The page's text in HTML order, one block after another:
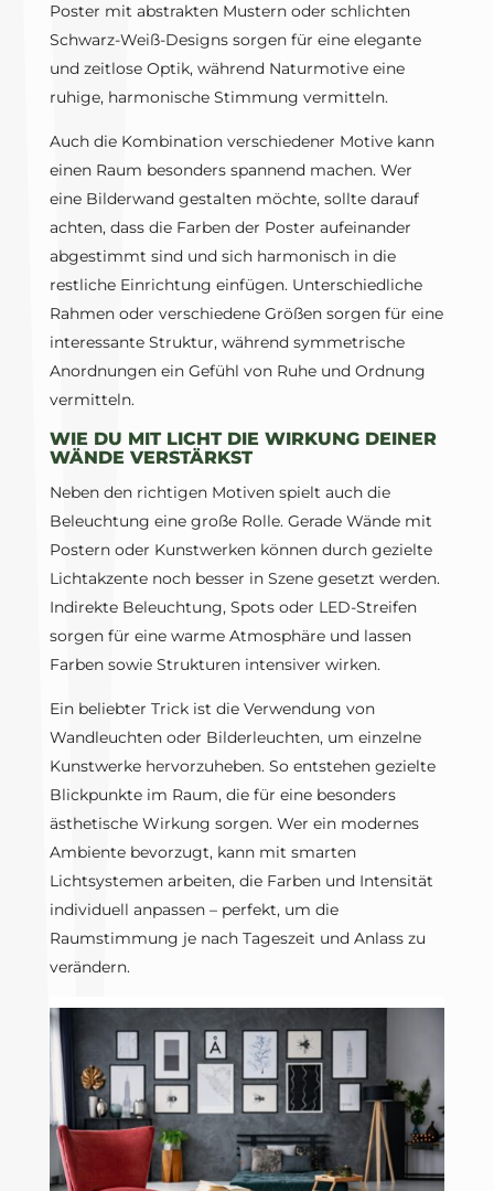
Poster mit abstrakten Mustern oder schlichten
Schwarz-Weiß-Designs sorgen für eine elegante
und zeitlose Optik, während Naturmotive eine
ruhige, harmonische Stimmung vermitteln.
Auch die Kombination verschiedener Motive kann
einen Raum besonders spannend machen. Wer
eine Bilderwand gestalten möchte, sollte darauf
achten, dass die Farben der Poster aufeinander
abgestimmt sind und sich harmonisch in die
restliche Einrichtung einfügen. Unterschiedliche
Rahmen oder verschiedene Größen sorgen für eine
interessante Struktur, während symmetrische
Anordnungen ein Gefühl von Ruhe und Ordnung
vermitteln.
WIE DU MIT LICHT DIE WIRKUNG DEINER
WÄNDE VERSTÄRKST
Neben den richtigen Motiven spielt auch die
Beleuchtung eine große Rolle. Gerade Wände mit
Postern oder Kunstwerken können durch gezielte
Lichtakzente noch besser in Szene gesetzt werden.
Indirekte Beleuchtung, Spots oder LED-Streifen
sorgen für eine warme Atmosphäre und lassen
Farben sowie Strukturen intensiver wirken.
Ein beliebter Trick ist die Verwendung von
Wandleuchten oder Bilderleuchten, um einzelne
Kunstwerke hervorzuheben. So entstehen gezielte
Blickpunkte im Raum, die für eine besonders
ästhetische Wirkung sorgen. Wer ein modernes
Ambiente bevorzugt, kann mit smarten
Lichtsystemen arbeiten, die Farben und Intensität
individuell anpassen – perfekt, um die
Raumstimmung je nach Tageszeit und Anlass zu
verändern.